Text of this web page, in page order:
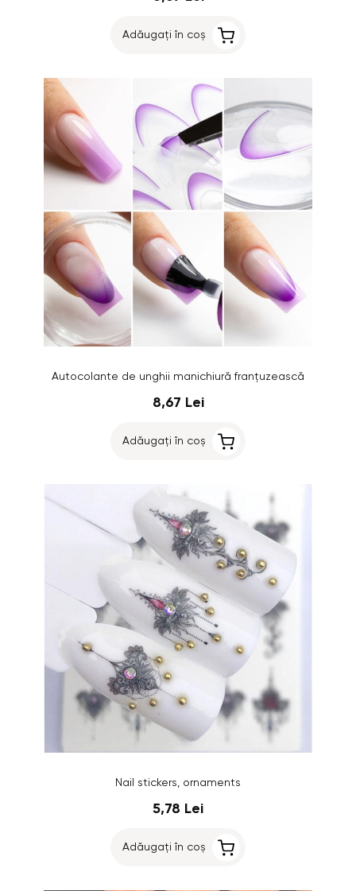
Adăugați în coș
Autocolante de unghii manichiură franțuzească
8,67 Lei
Adăugați în coș
Nail stickers, ornaments
5,78 Lei
Adăugați în coș